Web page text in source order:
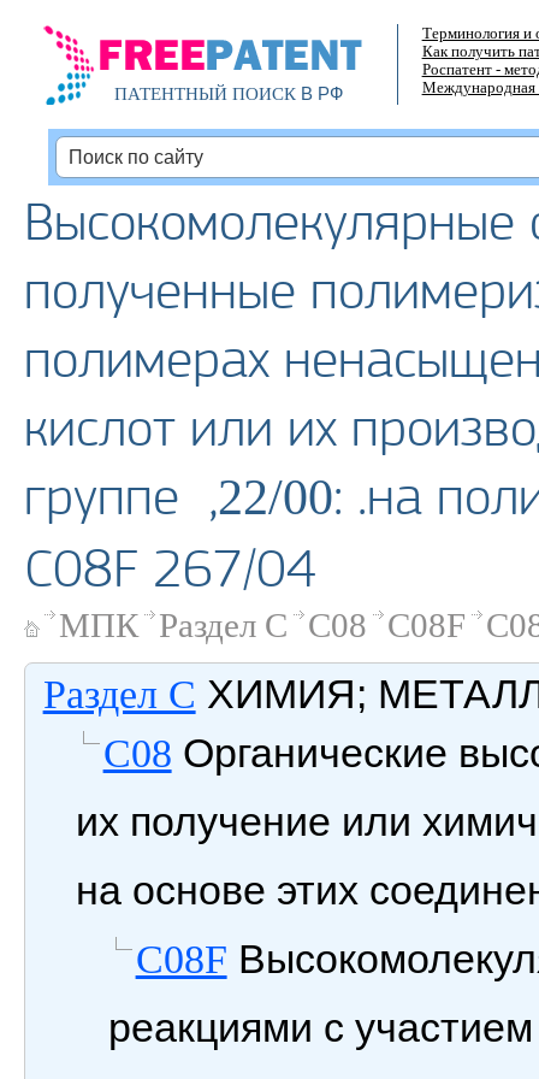
ПАТЕНТНЫЙ ПОИСКВ РФ
Терминология и
Как получить
Роспатент -
Международная
Высокомолекулярные
полученные
полимерах
кислот или их
группе ,22/00: .на
C08F 267/04
МПК Раздел C C08 C08F
Раздел C ХИМИЯ;
C08 Органические
их получение или
на основе этих
C08F
реакциями с